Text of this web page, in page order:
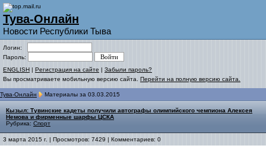
Тува-Онлайн
Новости Республики Тыва
Логин:
Пароль:
ENGLISH | Регистрация на сайте | Забыли пароль?
Вы просматриваете мобильную версию сайта. Перейти на полную версию сайта.
Тува-Онлайн Материалы за 03.03.2015
Кызыл: Тувинские кадеты получили автографы олимпийского чемпиона Алексея
Немова и фирменные шарфы ЦСКА
Рубрика: Спорт
3 марта 2015 г. | Просмотров: 7429 | Комментариев: 0